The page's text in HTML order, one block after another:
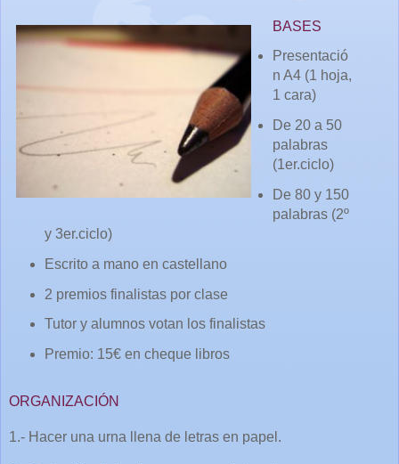
BASES
Presentació
n A4 (1 hoja,
1 cara)
De 20 a 50
palabras
(1er.ciclo)
De 80 y 150
palabras (2º
y 3er.ciclo)
Escrito a mano en castellano
2 premios finalistas por clase
Tutor y alumnos votan los finalistas
Premio: 15€ en cheque libros
ORGANIZACIÓN
1.- Hacer una urna llena de letras en papel.